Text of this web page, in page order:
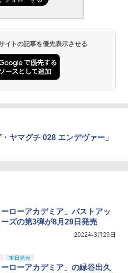
イトの記事を優先表示させる
ヤマグチ 028 エンデヴァー」
ーローアカデミア」バストアッ
ズの第3弾が8月29日発売
2022年3月29日
本日発売
ーローアカデミア」の緑谷出久